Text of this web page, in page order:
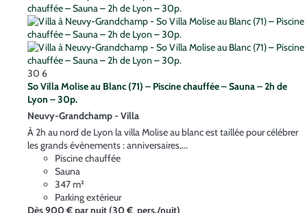
30 6
So Villa Molise au Blanc (71) – Piscine chauffée – Sauna – 2h de
Lyon – 30p.
Neuvy-Grandchamp - Villa
À 2h au nord de Lyon la villa Molise au blanc est taillée pour célébrer
les grands évènements : anniversaires,...
Piscine chauffée
Sauna
347 m²
Parking extérieur
Dès900 €par nuit(30 € pers./nuit)